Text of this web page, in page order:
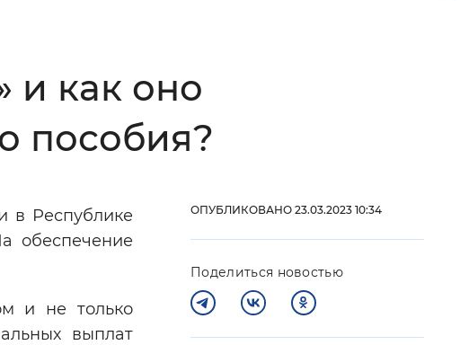
Синий фон
и как оно
пособия?
в Республике
обеспечение
и не только
выплат
ОПУБЛИКОВАНО 23.03.2023 10:34
Поделиться новостью